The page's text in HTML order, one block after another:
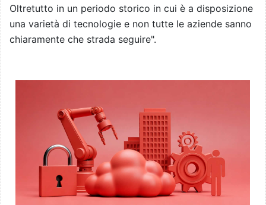
Oltretutto in un periodo storico in cui è a disposizione
una varietà di tecnologie e non tutte le aziende sanno
chiaramente che strada seguire".